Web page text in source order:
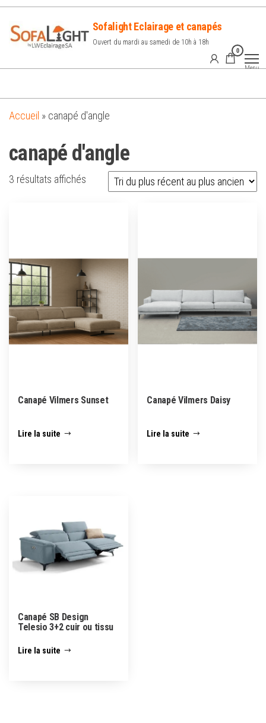
Sofalight Eclairage et canapés
Ouvert du mardi au samedi de 10h à 18h
0
Menu
Accueil » canapé d'angle
canapé d'angle
3 résultats affichés
Canapé Vilmers Sunset
Lire la suite
Canapé Vilmers Daisy
Lire la suite
Canapé SB Design
Telesio 3+2 cuir ou tissu
Lire la suite